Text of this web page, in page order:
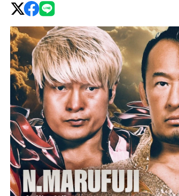
グ・
ノ
ア
公
サ
イ
ト